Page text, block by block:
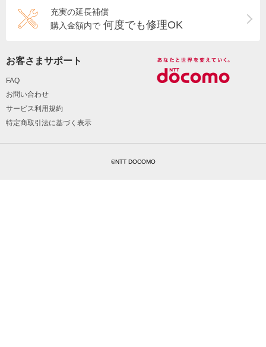
充実の延長補償
購入金額内で 何度でも修理OK
お客さまサポート
FAQ
お問い合わせ
サービス利用規約
特定商取引法に基づく表示
©NTT DOCOMO